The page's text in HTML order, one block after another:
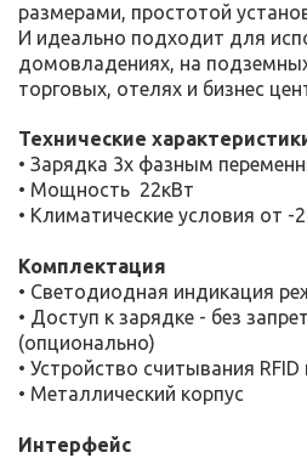
размерами, простотой
И идеально подходит для
домовладениях, на
торговых, отелях и бизнес
Технические
• Зарядка 3х фазным
• Мощность 22кВт
• Климатические условия от -
Комплектация
• Светодиодная индикация
• Доступ к зарядке - без
(опционально)
• Устройство считывания
• Металлический корпус
Интерфейс